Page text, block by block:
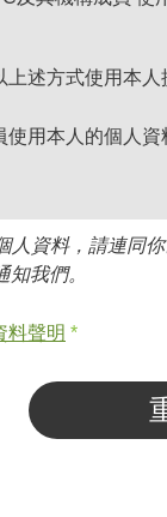
述方式使用本
用本人的個人
人資料，請連同
我們。
料聲明 *